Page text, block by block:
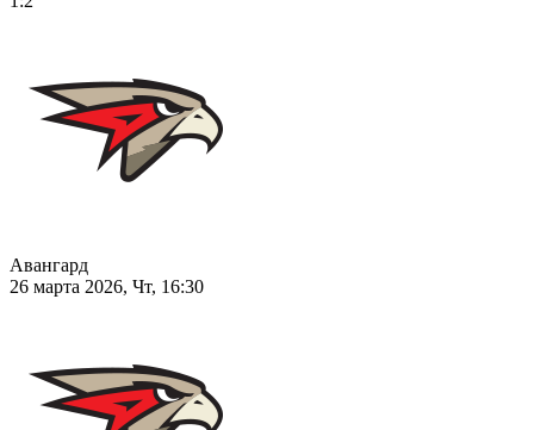
Авангард
26 марта 2026, Чт, 16:30